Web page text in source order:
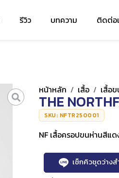
รีวิว บทความ ติดต่อ
หน้าหลัก / เสื้อ / เสื้อ
THE
SKU: NFTR250001
NF เสื้อครอปขนห่านสีแด
เช็กคิวชุดว่าง